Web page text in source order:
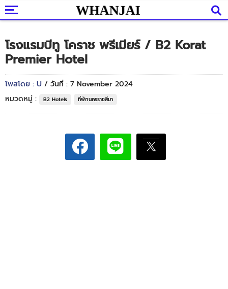
โรงแรมบีทู โคราช พรีเมียร์ / B2 Korat
Premier Hotel
โพสโดย : U / วันที่ : 7 November 2024
หมวดหมู่ :
B2 Hotels ที่พักนครราชสีมา